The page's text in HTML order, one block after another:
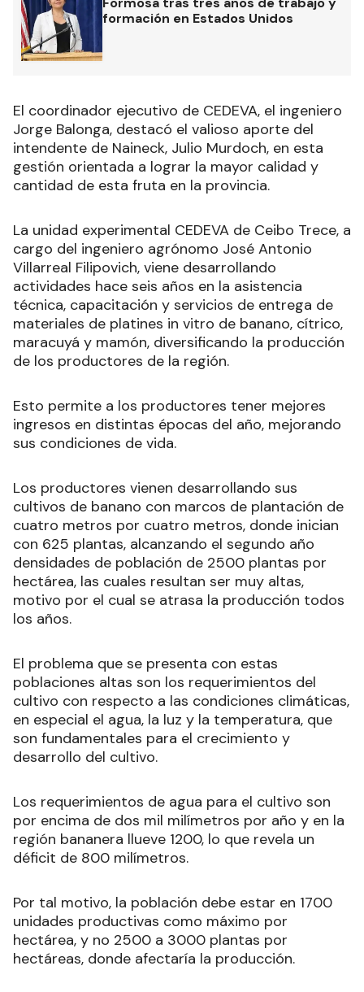
formación en Estados Unidos
El coordinador ejecutivo de CEDEVA, el ingeniero
Jorge Balonga, destacó el valioso aporte del
intendente de Naineck, Julio Murdoch, en esta
gestión orientada a lograr la mayor calidad y
cantidad de esta fruta en la provincia.
La unidad experimental CEDEVA de Ceibo Trece, a
cargo del ingeniero agrónomo José Antonio
Villarreal Filipovich, viene desarrollando
actividades hace seis años en la asistencia
técnica, capacitación y servicios de entrega de
materiales de platines in vitro de banano, cítrico,
maracuyá y mamón, diversificando la producción
de los productores de la región.
Esto permite a los productores tener mejores
ingresos en distintas épocas del año, mejorando
sus condiciones de vida.
Los productores vienen desarrollando sus
cultivos de banano con marcos de plantación de
cuatro metros por cuatro metros, donde inician
con 625 plantas, alcanzando el segundo año
densidades de población de 2500 plantas por
hectárea, las cuales resultan ser muy altas,
motivo por el cual se atrasa la producción todos
los años.
El problema que se presenta con estas
poblaciones altas son los requerimientos del
cultivo con respecto a las condiciones climáticas,
en especial el agua, la luz y la temperatura, que
son fundamentales para el crecimiento y
desarrollo del cultivo.
Los requerimientos de agua para el cultivo son
por encima de dos mil milímetros por año y en la
región bananera llueve 1200, lo que revela un
déficit de 800 milímetros.
Por tal motivo, la población debe estar en 1700
unidades productivas como máximo por
hectárea, y no 2500 a 3000 plantas por
hectáreas, donde afectaría la producción.